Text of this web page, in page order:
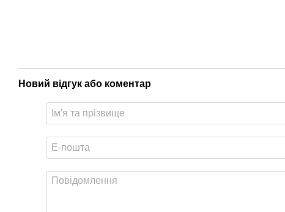
Новий відгук або коментар